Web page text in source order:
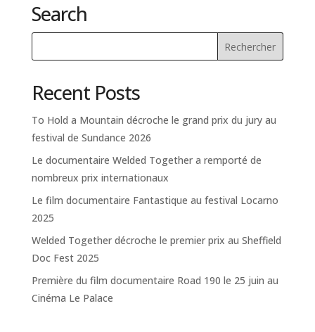
Search
Recent Posts
To Hold a Mountain décroche le grand prix du jury au
festival de Sundance 2026
Le documentaire Welded Together a remporté de
nombreux prix internationaux
Le film documentaire Fantastique au festival Locarno
2025
Welded Together décroche le premier prix au Sheffield
Doc Fest 2025
Première du film documentaire Road 190 le 25 juin au
Cinéma Le Palace